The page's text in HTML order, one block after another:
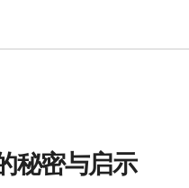
秘密与启示